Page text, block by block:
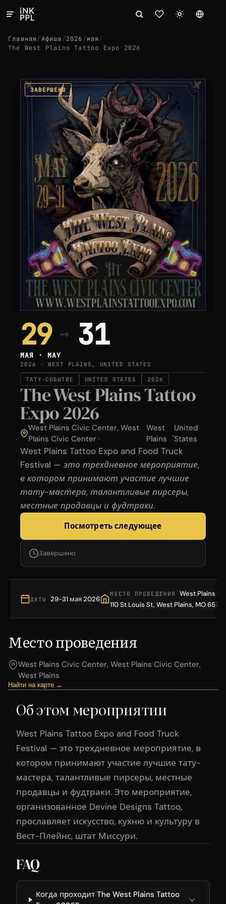
Главная/Афиша /2026/мая/
The West Plains Tattoo Expo 2026
ЗАВЕРШЕНО
29 → 31
МАЯ · MAY
2026 · WEST PLAINS, UNITED STATES
ТАТУ-СОБЫТИЕ UNITED STATES 2026
The West Plains Tattoo
Expo 2026
West Plains Civic Center, West
Plains Civic Center ·
West
Plains
,
United
States
West Plains Tattoo Expo and Food Truck
Festival — это трехдневное мероприятие,
в котором принимают участие лучшие
тату-мастера, талантливые пирсеры,
местные продавцы и фудтраки.
Посмотреть следующее
Завершено
ДАТЫ 29-31 мая 2026
МЕСТО ПРОВЕДЕНИЯ
West Plains
110 St Louis St, West Plains, MO
Место проведения
West Plains Civic Center, West Plains Civic Center,
West Plains
Найти на карте →
Об этом мероприятии
West Plains Tattoo Expo and Food Truck
Festival — это трехдневное мероприятие, в
котором принимают участие лучшие тату-
мастера, талантливые пирсеры, местные
продавцы и фудтраки. Это мероприятие,
организованное Devine Designs Tattoo,
прославляет искусство, кухню и культуру в
Вест-Плейнс, штат Миссури.
FAQ
Когда проходит The West Plains Tattoo